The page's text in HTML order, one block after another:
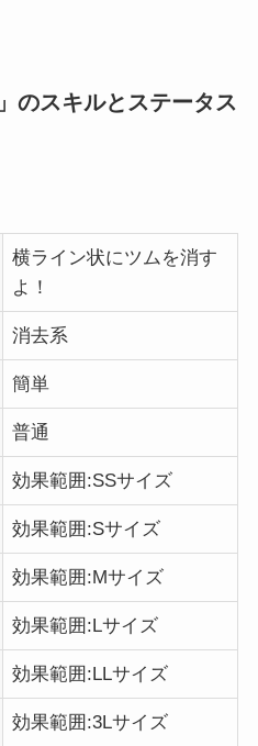
のスキルとステータス
横ライン状にツムを消す
よ！
消去系
簡単
普通
効果範囲:SSサイズ
効果範囲:Sサイズ
効果範囲:Mサイズ
効果範囲:Lサイズ
効果範囲:LLサイズ
効果範囲:3Lサイズ